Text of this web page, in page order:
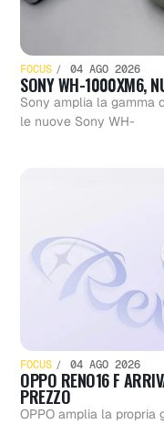
FOCUS 04 AGO 2026
SONY WH-1000XM6,
Sony amplia la gamma
le nuove Sony WH-
FOCUS 04 AGO 2026
OPPO RENO16 F
PREZZO
OPPO amplia la